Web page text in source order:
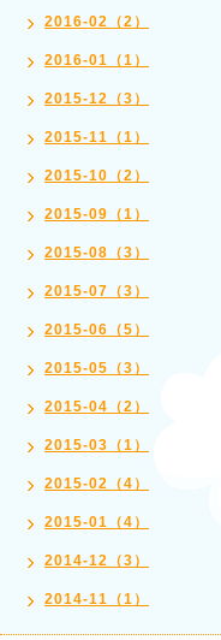
2016-02（2）
2016-01（1）
2015-12（3）
2015-11（1）
2015-10（2）
2015-09（1）
2015-08（3）
2015-07（3）
2015-06（5）
2015-05（3）
2015-04（2）
2015-03（1）
2015-02（4）
2015-01（4）
2014-12（3）
2014-11（1）